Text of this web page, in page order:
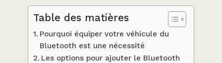
Table des matières
Pourquoi équiper votre véhicule du
Bluetooth est une nécessité
Les options pour ajouter le Bluetooth